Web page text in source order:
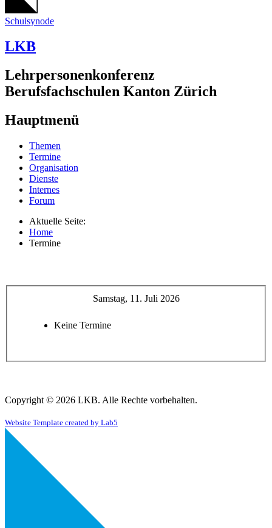
Schulsynode
LKB
Lehrpersonenkonferenz
Berufsfachschulen Kanton Zürich
Hauptmenü
Themen
Termine
Organisation
Dienste
Internes
Forum
Aktuelle Seite:
Home
Termine
Samstag, 11. Juli 2026
Keine Termine
Copyright © 2026 LKB. Alle Rechte vorbehalten.
Website Template created by Lab5